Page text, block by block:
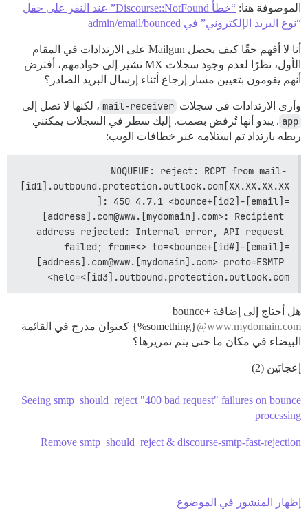
الموصوفة هنا:
“خطأ Discourse::NotFound” عند النقر على حقل
“نوع البريد الإلكتروني” في admin/email/bounced
أنا لا أفهم حقًا كيف يحصل Mailgun على الارتدادات في المقام
الأول، نظرًا لعدم وجود سجلات MX تشير إلى خوادمهم، أفترض
أنهم يقومون بتعيين مسار إرجاع أثناء إرسال البريد الصادر؟
وأرى الارتدادات في سجلات mail-receiver ، لكنها لا تصل إلى
app . يبدو أنها تُرفض بصمت. إليك سطر في السجلات يمكنني
ربطه بارتداد تم استلامه عبر خطافات الويب:
NOQUEUE: reject: RCPT from mail-
[id1].outbound.protection.outlook.com[XX.XX.XX.XX
]: 450 4.7.1 <bounce+[id2]-[email]=
[address].com@www.[mydomain].com>: Recipient
address rejected: Internal error, API request
failed; from=<> to=<bounce+[id#]-[email]=
[address].com@www.[mydomain].com> proto=ESMTP
helo=<[id3].outbound.protection.outlook.com>
هل أحتاج إلى إضافة bounce+
{%something}@www.mydomain.com
كعنوان مدرج في القائمة
البيضاء في مكان ما حتى يتم تمريرها؟
إعجابَين (2)
Seeing smtp_should_reject "400 bad request" failures on bounce
processing
Remove smtp_should_reject & discourse-smtp-fast-rejection
إظهار المنشور في الموضوع